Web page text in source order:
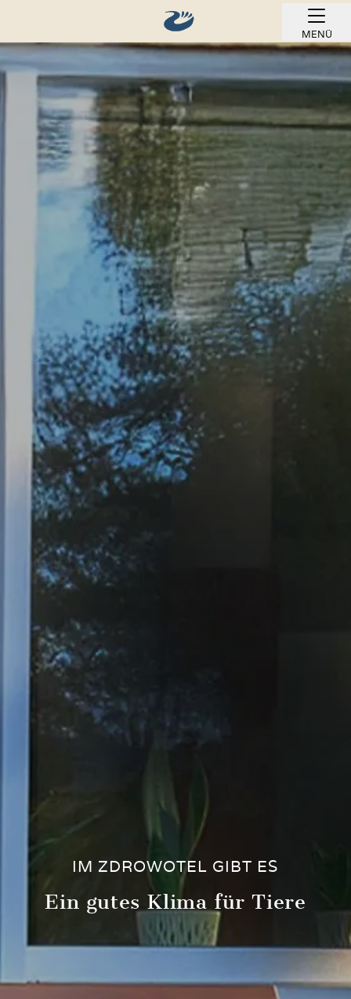
MENÜ
IM ZDROWOTEL GIBT ES
Ein gutes Klima für Tiere